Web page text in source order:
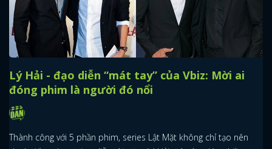
FACEBOOK GOOGLE
Lý Hải - đạo diễn “mát tay” của Vbiz: Mời ai
đóng phim là người đó nổi
Thành công với 5 phần phim, series Lật Mặt không chỉ tạo nên